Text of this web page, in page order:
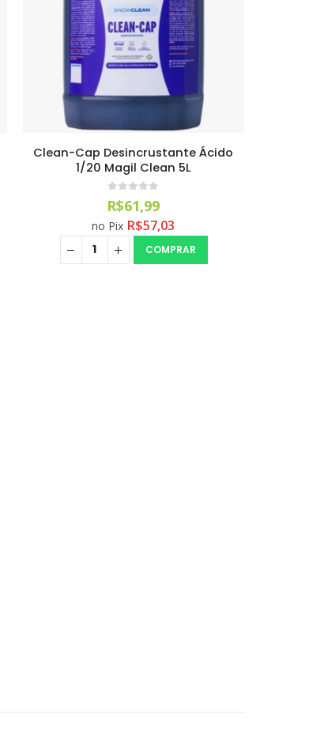
Clean-Cap Desincrustante Ácido
1/20 Magil Clean 5L
out of 5
R$61,99
no Pix R$57,03
COMPRAR